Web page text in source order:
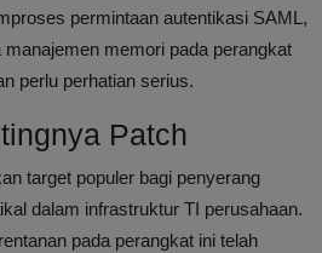
permintaan autentikasi SAML,
memori pada perangkat
perlu perhatian serius.
Patch
target populer bagi penyerang
dalam infrastruktur TI perusahaan.
pada perangkat ini telah